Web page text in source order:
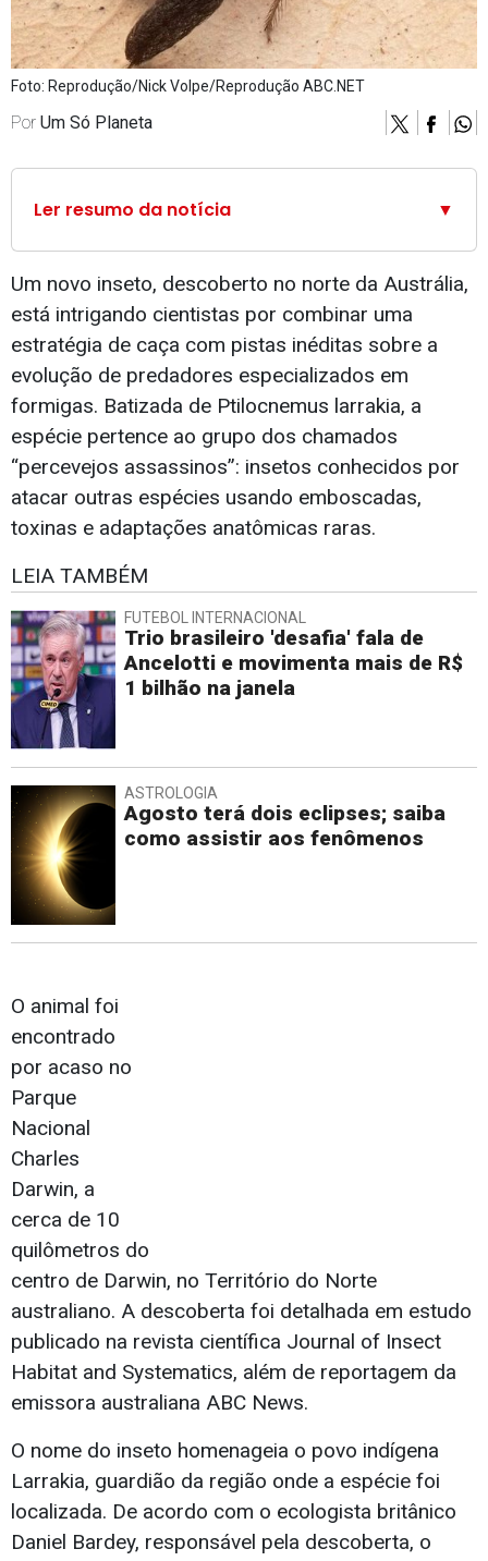
Foto: Reprodução/Nick Volpe/Reprodução ABC.NET
Por Um Só Planeta
Ler resumo da notícia ▼
Um novo inseto, descoberto no norte da Austrália,
está intrigando cientistas por combinar uma
estratégia de caça com pistas inéditas sobre a
evolução de predadores especializados em
formigas. Batizada de Ptilocnemus larrakia, a
espécie pertence ao grupo dos chamados
“percevejos assassinos”: insetos conhecidos por
atacar outras espécies usando emboscadas,
toxinas e adaptações anatômicas raras.
LEIA TAMBÉM
FUTEBOL INTERNACIONAL
Trio brasileiro 'desafia' fala de
Ancelotti e movimenta mais de R$
1 bilhão na janela
ASTROLOGIA
Agosto terá dois eclipses; saiba
como assistir aos fenômenos
O animal foi
encontrado
por acaso no
Parque
Nacional
Charles
Darwin, a
cerca de 10
quilômetros do
centro de Darwin, no Território do Norte
australiano. A descoberta foi detalhada em estudo
publicado na revista científica Journal of Insect
Habitat and Systematics, além de reportagem da
emissora australiana ABC News.
O nome do inseto homenageia o povo indígena
Larrakia, guardião da região onde a espécie foi
localizada. De acordo com o ecologista britânico
Daniel Bardey, responsável pela descoberta, o